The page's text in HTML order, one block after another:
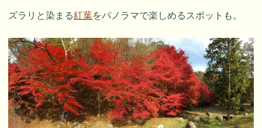
ズラリと染まる紅葉をパノラマで楽しめるスポットも。